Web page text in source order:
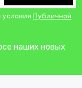
Публичной
наших новых